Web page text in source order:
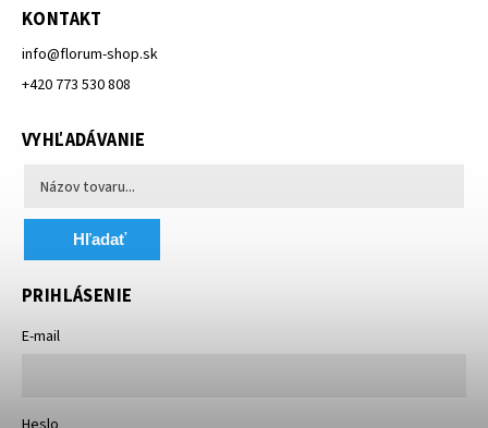
KONTAKT
info@florum-shop.sk
+420 773 530 808
VYHĽADÁVANIE
Hľadať
PRIHLÁSENIE
E-mail